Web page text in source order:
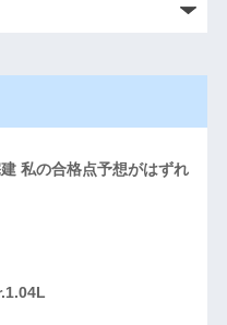
私の合格点予想がはずれ